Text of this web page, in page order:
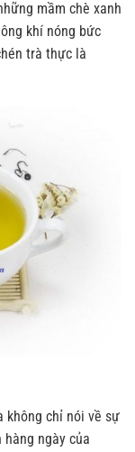
mầm chè xanh
khí nóng bức
trà thực là
không chỉ nói về sự
ngày của